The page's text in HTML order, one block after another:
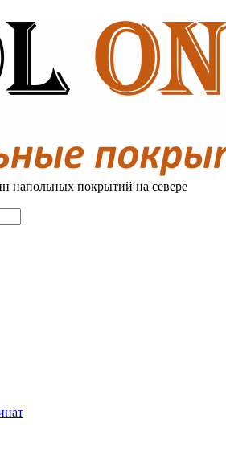
напольных покрытий на севере